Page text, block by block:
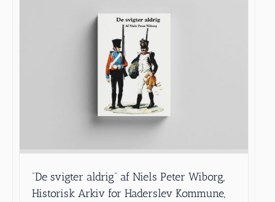
”De svigter aldrig” af Niels Peter Wiborg,
Historisk Arkiv for Haderslev Kommune,